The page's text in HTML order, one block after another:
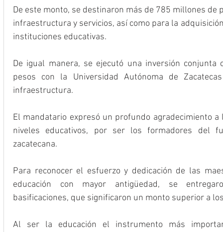
De este monto, se destinaron más de 785 millones de
infraestructura y servicios, así como para la
instituciones educativas.
De igual manera, se ejecutó una inversión
pesos con la Universidad Autónoma de
infraestructura.
El mandatario expresó un profundo agradecimiento
niveles educativos, por ser los formadores del
zacatecana.
Para reconocer el esfuerzo y dedicación de las
educación con mayor antigüedad, se
basificaciones, que significaron un monto superior a
Al ser la educación el instrumento más